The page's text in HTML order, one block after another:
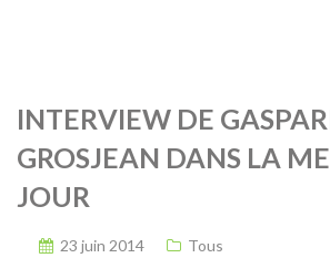
INTERVIEW DE
GROSJEAN DANS LA
JOUR
23 juin 2014 Tous